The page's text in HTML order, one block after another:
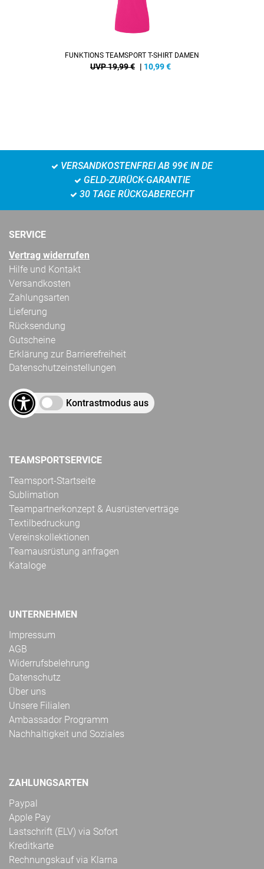
FUNKTIONS TEAMSPORT T-SHIRT DAMEN
UVP 19,99 € | 10,99€
VERSANDKOSTENFREI AB 99€ IN DE
GELD-ZURÜCK-GARANTIE
30 TAGE RÜCKGABERECHT
SERVICE
Vertrag widerrufen
Hilfe und Kontakt
Versandkosten
Zahlungsarten
Lieferung
Rücksendung
Gutscheine
Erklärung zur Barrierefreiheit
Datenschutzeinstellungen
Kontrastmodus aus
TEAMSPORTSERVICE
Teamsport-Startseite
Sublimation
Teampartnerkonzept & Ausrüsterverträge
Textilbedruckung
Vereinskollektionen
Teamausrüstung anfragen
Kataloge
UNTERNEHMEN
Impressum
AGB
Widerrufsbelehrung
Datenschutz
Über uns
Unsere Filialen
Ambassador Programm
Nachhaltigkeit und Soziales
ZAHLUNGSARTEN
Paypal
Apple Pay
Lastschrift (ELV) via Sofort
Kreditkarte
Rechnungskauf via Klarna